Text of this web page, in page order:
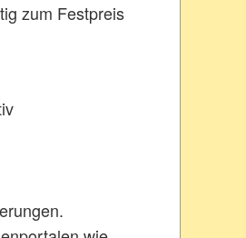
zum Festpreis